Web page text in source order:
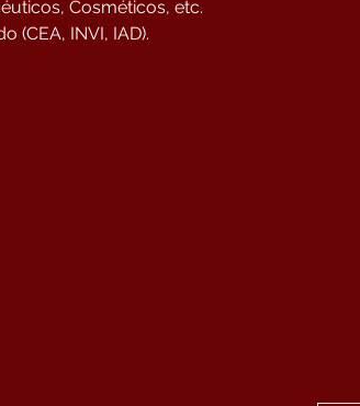
Cosméticos, etc.
(CEA, INVI, IAD).